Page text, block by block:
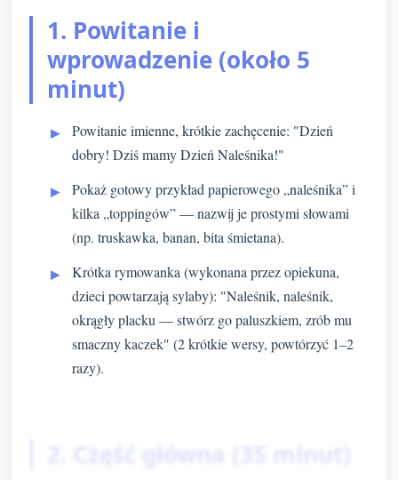
1. Powitanie i
wprowadzenie (około 5
minut)
Powitanie imienne, krótkie zachęcenie: "Dzień
dobry! Dziś mamy Dzień Naleśnika!"
Pokaż gotowy przykład papierowego „naleśnika” i
kilka „toppingów” — nazwij je prostymi słowami
(np. truskawka, banan, bita śmietana).
Krótka rymowanka (wykonana przez opiekuna,
dzieci powtarzają sylaby): "Naleśnik, naleśnik,
okrągły placku — stwórz go paluszkiem, zrób mu
smaczny kaczek" (2 krótkie wersy, powtórzyć 1–2
razy).
2. Część główna (35 minut)